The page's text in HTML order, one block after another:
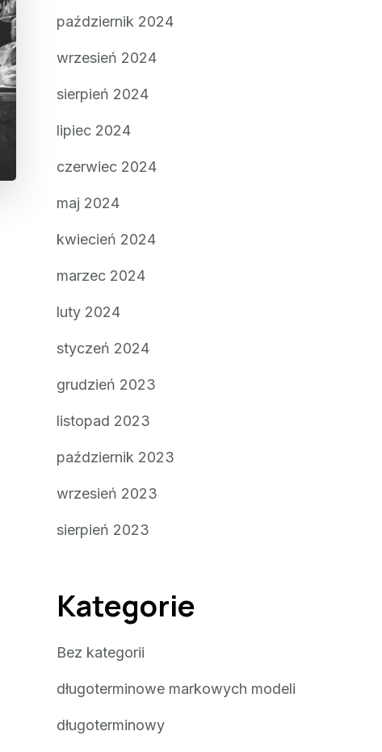
październik 2024
wrzesień 2024
sierpień 2024
lipiec 2024
czerwiec 2024
maj 2024
kwiecień 2024
marzec 2024
luty 2024
styczeń 2024
grudzień 2023
listopad 2023
październik 2023
wrzesień 2023
sierpień 2023
Kategorie
Bez kategorii
długoterminowe markowych modeli
długoterminowy